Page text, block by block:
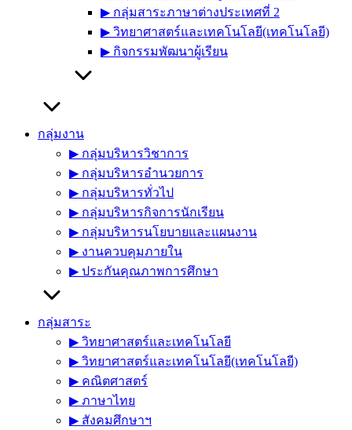
▶︎ กลุ่มสาระภาษาต่างประเทศที่ 2
▶︎ วิทยาศาสตร์และเทคโนโลยี(เทคโนโลยี)
▶︎ กิจกรรมพัฒนาผู้เรียน
กลุ่มงาน
▶︎ กลุ่มบริหารวิชาการ
▶︎ กลุ่มบริหารอำนวยการ
▶︎ กลุ่มบริหารทั่วไป
▶︎ กลุ่มบริหารกิจการนักเรียน
▶︎ กลุ่มบริหารนโยบายและแผนงาน
▶︎ งานควบคุมภายใน
▶︎ ประกันคุณภาพการศึกษา
กลุ่มสาระ
▶︎ วิทยาศาสตร์และเทคโนโลยี
▶︎ วิทยาศาสตร์และเทคโนโลยี(เทคโนโลยี)
▶︎ คณิตศาสตร์
▶︎ ภาษาไทย
▶︎ สังคมศึกษาฯ